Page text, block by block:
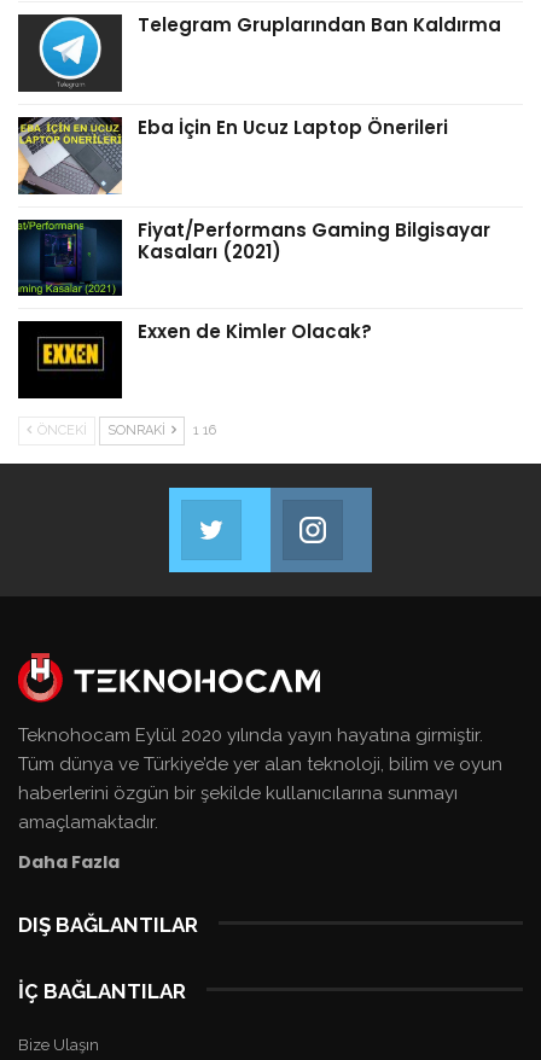
Telegram Gruplarından Ban Kaldırma
Eba İçin En Ucuz Laptop Önerileri
Fiyat/Performans Gaming Bilgisayar
Kasaları (2021)
Exxen de Kimler Olacak?
ÖNCEKI SONRAKI 1 16
Twitter
Bizi Takip Et!
Teknohocam Eylül 2020 yılında yayın hayatına girmiştir.
Tüm dünya ve Türkiye’de yer alan teknoloji, bilim ve oyun
haberlerini özgün bir şekilde kullanıcılarına sunmayı
amaçlamaktadır.
Daha Fazla
DIŞ BAĞLANTILAR
deneme
bonusu
İÇ BAĞLANTILAR
Bize Ulaşın